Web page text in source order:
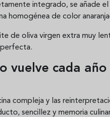
integrado, se añade
homogénea de color
de oliva virgen extra muy
perfecta.
vuelve cada
compleja y las
sencillez y memoria